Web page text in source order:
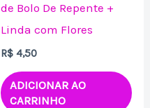
de Bolo De Repente +
Linda com Flores
R$ 4,50
ADICIONAR AO
CARRINHO